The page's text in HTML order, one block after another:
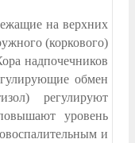
на верхних
(коркового)
надпочечников
обмен
регулируют
уровень
и